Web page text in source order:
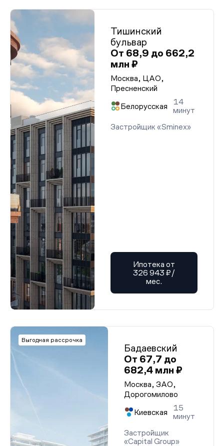
Тишинский
бульвар
От 68,9 до 662,2
млн ₽
Москва, ЦАО,
Пресненский
Белорусская
14
минут
Застройщик «Sminex»
Ипотека от
326 943 ₽/
мес.
Выгодная рассрочка
Бадаевский
От 67,7 до
682,4 млн ₽
Москва, ЗАО,
Дорогомилово
Киевская
15
минут
Застройщик
«Capital Group»